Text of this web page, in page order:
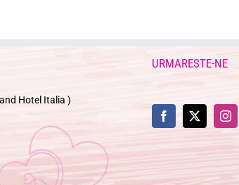
Hotel Italia )
URMARESTE-NE